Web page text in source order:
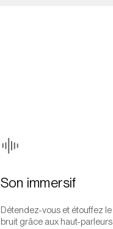
Son immersif
Détendez-vous et étouffez le
bruit grâce aux haut-parleurs